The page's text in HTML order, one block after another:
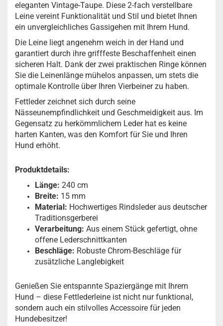
eleganten Vintage-Taupe. Diese 2-fach verstellbare
Leine vereint Funktionalität und Stil und bietet Ihnen
ein unvergleichliches Gassigehen mit Ihrem Hund.
Die Leine liegt angenehm weich in der Hand und
garantiert durch ihre grifffeste Beschaffenheit einen
sicheren Halt. Dank der zwei praktischen Ringe können
Sie die Leinenlänge mühelos anpassen, um stets die
optimale Kontrolle über Ihren Vierbeiner zu haben.
Fettleder zeichnet sich durch seine
Nässeunempfindlichkeit und Geschmeidigkeit aus. Im
Gegensatz zu herkömmlichem Leder hat es keine
harten Kanten, was den Komfort für Sie und Ihren
Hund erhöht.
Produktdetails:
Länge: 240 cm
Breite: 15 mm
Material: Hochwertiges Rindsleder aus deutscher
Traditionsgerberei
Verarbeitung: Aus einem Stück gefertigt, ohne
offene Lederschnittkanten
Beschläge: Robuste Chrom-Beschläge für
zusätzliche Langlebigkeit
Genießen Sie entspannte Spaziergänge mit Ihrem
Hund – diese Fettlederleine ist nicht nur funktional,
sondern auch ein stilvolles Accessoire für jeden
Hundebesitzer!